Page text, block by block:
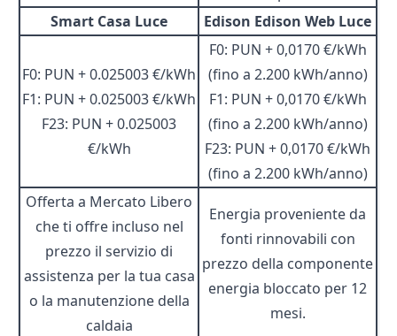
Smart Casa Luce
Edison Edison Web Luce
F0: PUN + 0.025003 €/kWh
F1: PUN + 0.025003 €/kWh
F23: PUN + 0.025003
€/kWh
F0: PUN + 0,0170 €/kWh
(fino a 2.200 kWh/anno)
F1: PUN + 0,0170 €/kWh
(fino a 2.200 kWh/anno)
F23: PUN + 0,0170 €/kWh
(fino a 2.200 kWh/anno)
Offerta a Mercato Libero
che ti offre incluso nel
prezzo il servizio di
assistenza per la tua casa
o la manutenzione della
caldaia
Energia proveniente da
fonti rinnovabili con
prezzo della componente
energia bloccato per 12
mesi.